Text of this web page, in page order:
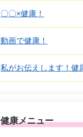
〇〇×健康！
動画で健康！
私がお伝えします！健
健康メニュー